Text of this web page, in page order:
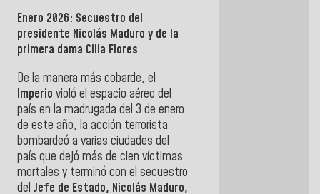
Enero 2026: Secuestro del
presidente Nicolás Maduro y de la
primera dama Cilia Flores
De la manera más cobarde, el
Imperio violó el espacio aéreo del
país en la madrugada del 3 de enero
de este año, la acción terrorista
bombardeó a varias ciudades del
país que dejó más de cien víctimas
mortales y terminó con el secuestro
del Jefe de Estado, Nicolás Maduro,